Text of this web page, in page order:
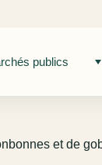
publics
et de